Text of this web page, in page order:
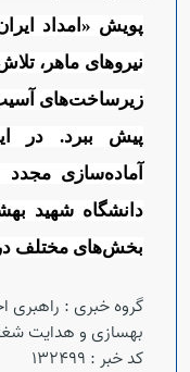
پویش «امداد
نیروهای ماهر،
زیرساخت‌های
پیش ببرد. در
آماده‌سازی
دانشگاه شهید
بخش‌های مختلف
گروه خبری : راهبری
بهسازی و هدایت
کد خبر : 132499